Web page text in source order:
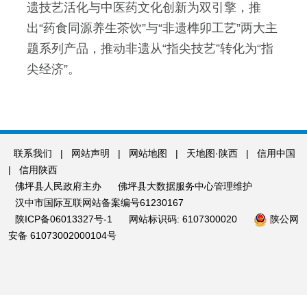
遗技艺活化与中医药文化创新为双引擎，推
出“药食同源养生茶饮”与“非遗榫卯工艺”两大主
题系列产品，推动非遗从“指尖技艺”转化为“指
尖经济”。
联系我们 | 网站声明 | 网站地图 | 天地图·陕西 |
信用中国
|
信用陕西
佛坪县人民政府主办
佛坪县大数据服务中心管理维护
汉中市国际互联网站备案编号61230167
陕ICP备06013327号-1
网站标识码: 6107300020
陕公网
安备 61073002000104号